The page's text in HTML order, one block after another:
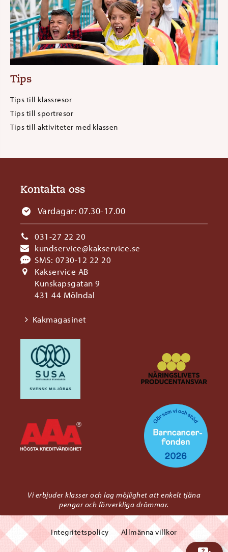
Tips
Tips till klassresor
Tips till sportresor
Tips till aktiviteter med klassen
Kontakta oss
Vardagar: 07.30-17.00
Kakmagasinet
031-27 22 20
kundservice@kakservice.se
SMS: 0730-12 22 20
Kakservice AB
Kunskapsgatan 9
431 44 Mölndal
Vi erbjuder klasser och lag möjlighet att enkelt tjäna
pengar och förverkliga drömmar.
Integritetspolicy Allmänna villkor